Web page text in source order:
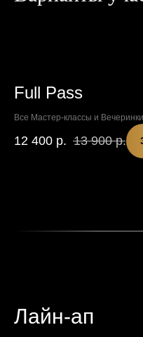
Full Pass
Все Мастер-классы и
12 400 р. 13 900 р.
Лайн-ап